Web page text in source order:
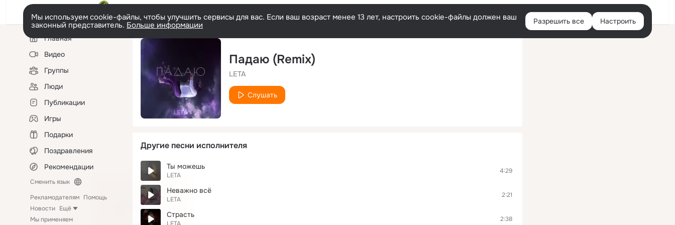
Войти
Мы используем cookie-файлы, чтобы улучшить сервисы для вас. Если ваш возраст менее 13 лет, настроить cookie-файлы должен ваш
законный представитель. Больше информации Разрешить все Настроить
Левая
колонкаГлавная
Видео
Группы
Люди
Публикации
Игры
Подарки
Поздравления
Рекомендации
Сменить язык
Рекламодателям Помощь
Новости Ещё
Мы применяем
Падаю (Remix)
LETA
Слушать
Другие песни исполнителя
Ты можешь
LETA
4:29
Неважно всё
LETA
2:21
Страсть 2:38